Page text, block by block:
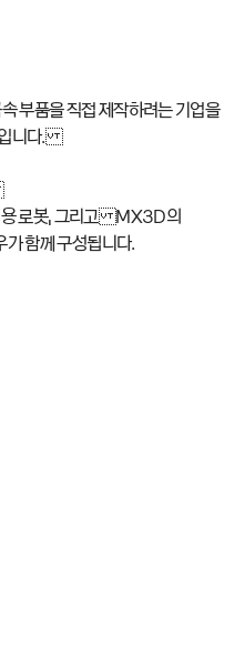
품을 직접 제작하려는 기업을
입니다.
용 로봇, 그리고 MX3D의
함께 구성됩니다.